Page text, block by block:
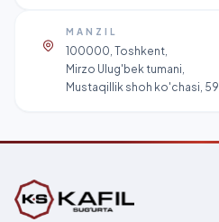
MANZIL
100000, Toshkent,
Mirzo Ulug'bek tumani,
Mustaqillik shoh ko'chasi, 59